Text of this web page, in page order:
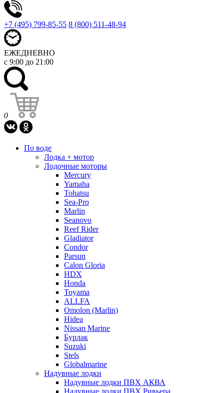
+7 (495) 799-85-55 8 (800) 511-48-94
ЕЖЕДНЕВНО
с 9:00 до 21:00
0
По воде
Лодка + мотор
Лодочные моторы
Mercury
Yamaha
Tohatsu
Sea-Pro
Marlin
Seanovo
Reef Rider
Gladiator
Condor
Parsun
Calon Gloria
HDX
Honda
Toyama
ALLFA
Omolon (Marlin)
Hidea
Nissan Marine
Бурлак
Suzuki
Stels
Globalmarine
Надувные лодки
Надувные лодки ПВХ АКВА
Надувные лодки ПВХ Ривьера